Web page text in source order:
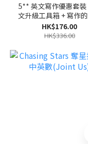
5** 英文寫作優惠套
文升級工具箱 + 寫作
拆解）
HK$176.00
HK$336.00